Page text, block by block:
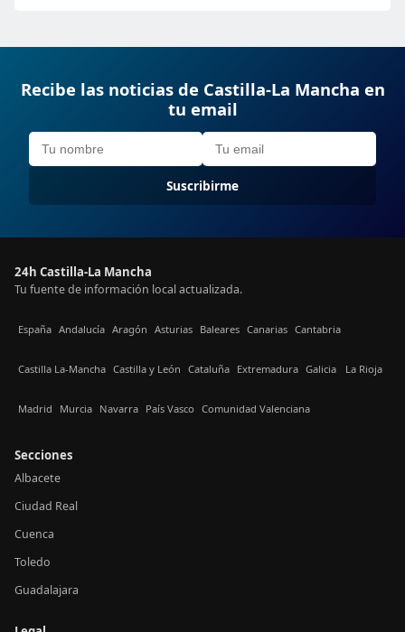
Recibe las noticias de Castilla-La Mancha en
tu email
Suscribirme
24h Castilla-La Mancha
Tu fuente de información local actualizada.
España Andalucía Aragón Asturias Baleares Canarias Cantabria
Castilla La-Mancha Castilla y León Cataluña Extremadura Galicia La Rioja
Madrid Murcia Navarra País Vasco Comunidad Valenciana
Secciones
Albacete
Ciudad Real
Cuenca
Toledo
Guadalajara